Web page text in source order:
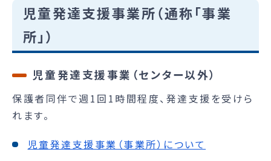
児童発達支援事業所（通称「事業
所」）
児童発達支援事業（センター以外）
保護者同伴で週1回1時間程度、発達支援を受けら
れます。
児童発達支援事業（事業所）について